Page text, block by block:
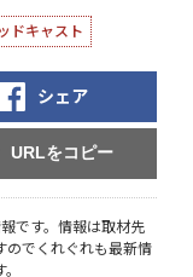
ドキャスト
シェア
URLをコピー
です。情報は取材先
のでくれぐれも最新情